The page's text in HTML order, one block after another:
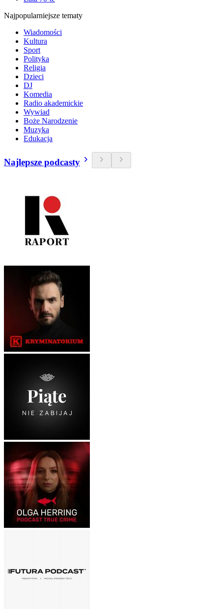
Najpopularniejsze tematy
Wiadomości
Kultura
Sport
Polityka
Religia
Dzieci
DJ
Komedia
Radio akademickie
Wywiad
Boże Narodzenie
Muzyka
Edukacja
Najlepsze podcasty